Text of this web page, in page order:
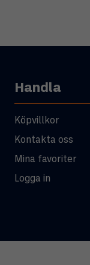
Handla
Köpvillkor
Kontakta oss
Mina favoriter
Logga in